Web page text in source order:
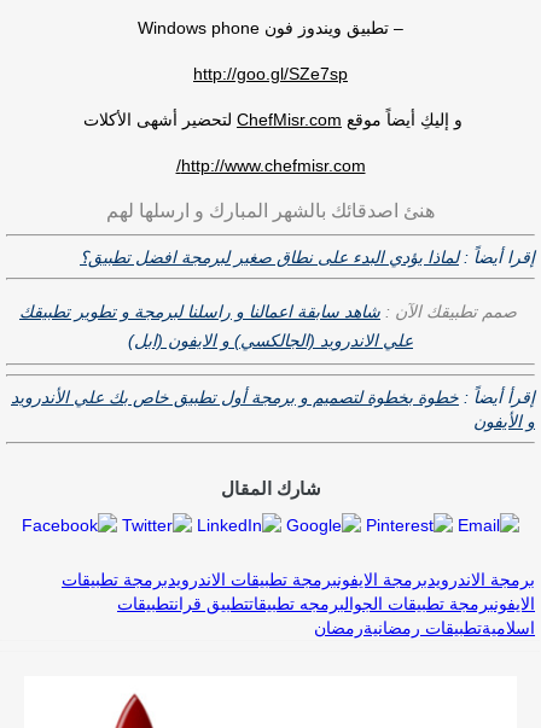
– تطبيق ويندوز فون Windows phone
http://goo.gl/SZe7sp
و إليكِ أيضاً موقع ChefMisr.com لتحضير أشهى الأكلات
http://www.chefmisr.com/
هنئ اصدقائك بالشهر المبارك و ارسلها لهم
إقرا أيضاً :لماذا يؤدي البدء على نطاق صغير لبرمجة افضل تطبيق؟
صمم تطبيقك الآن : شاهد سابقة اعمالنا و راسلنا لبرمجة و تطوير تطبيقك
علي الاندرويد (الجالكسي) و الايفون (ابل)
إقرأ أيضاً : خطوة بخطوة لتصميم و برمجة أول تطبيق خاص بك علي اﻷندرويد
و اﻷيفون
شارك المقال
برمجة الاندرويدبرمجة الايفونبرمجة تطبيقات الاندرويدبرمجة تطبيقات
الايفونبرمجة تطبيقات الجوالبرمجه تطبيقاتتطبيق قرانتطبيقات
اسلاميةتطبيقات رمضانيةرمضان